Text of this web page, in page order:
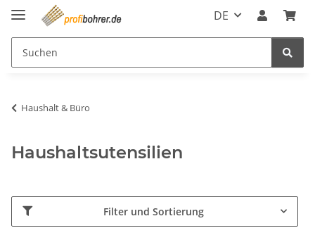
DE
Haushalt & Büro
Haushaltsutensilien
Filter und Sortierung